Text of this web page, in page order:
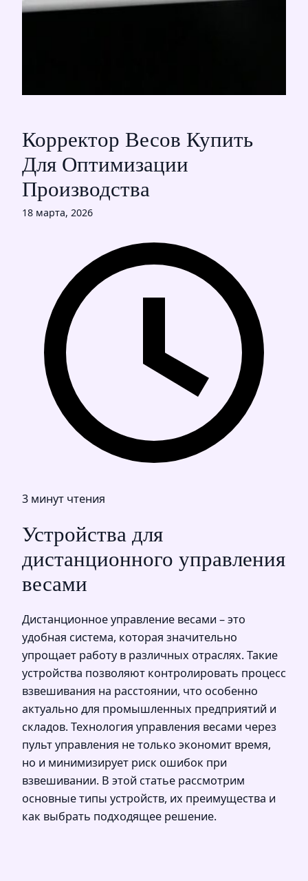
Корректор Весов Купить
Для Оптимизации
Производства
18 марта, 2026
3 минут чтения
Устройства для
дистанционного управления
весами
Дистанционное управление весами – это
удобная система, которая значительно
упрощает работу в различных отраслях. Такие
устройства позволяют контролировать процесс
взвешивания на расстоянии, что особенно
актуально для промышленных предприятий и
складов. Технология управления весами через
пульт управления не только экономит время,
но и минимизирует риск ошибок при
взвешивании. В этой статье рассмотрим
основные типы устройств, их преимущества и
как выбрать подходящее решение.